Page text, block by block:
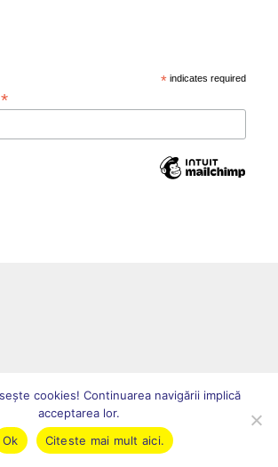
*indicates required
*
cookies! Continuarea navigării implică
acceptarea lor.
Ok
Citeste mai mult aici.